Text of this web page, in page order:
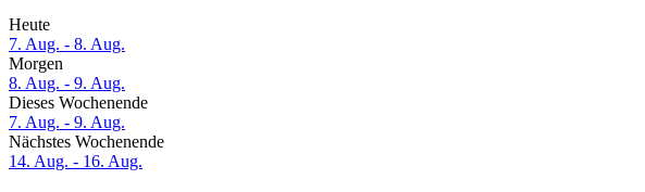
Heute
7. Aug. - 8. Aug.
Morgen
8. Aug. - 9. Aug.
Dieses Wochenende
7. Aug. - 9. Aug.
Nächstes Wochenende
14. Aug. - 16. Aug.